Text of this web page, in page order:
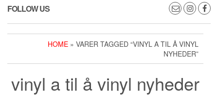
FOLLOW US
HOME » VARER TAGGED “VINYL A TIL Å VINYL
NYHEDER”
vinyl a til å vinyl nyheder